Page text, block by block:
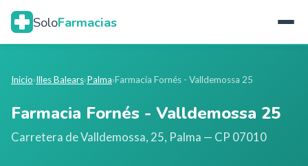
SoloFarmacias
Inicio›Illes Balears›Palma›Farmacia Fornés - Valldemossa 25
Farmacia Fornés - Valldemossa 25
Carretera de Valldemossa, 25, Palma — CP 07010